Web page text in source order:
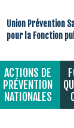
Union Prévention
pour la Fonction
ACTIONS DE
PRÉVENTION
NATIONALES